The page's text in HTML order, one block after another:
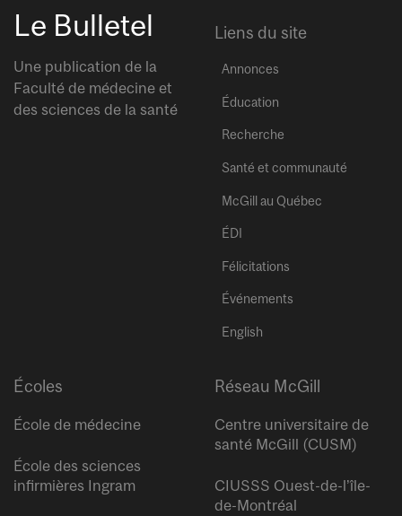
Le Bulletel
Une publication de la
Faculté de médecine et
des sciences de la santé
Liens du site
Annonces
Éducation
Recherche
Santé et communauté
McGill au Québec
ÉDI
Félicitations
Événements
English
Écoles
École de médecine
École des sciences
infirmières Ingram
Réseau McGill
Centre universitaire de
santé McGill (CUSM)
CIUSSS Ouest-de-l’île-
de-Montréal